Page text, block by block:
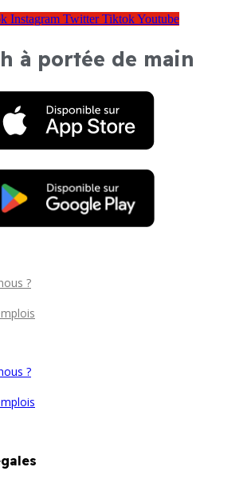
Instagram Twitter TiktokYoutube
à portée de main
?
?